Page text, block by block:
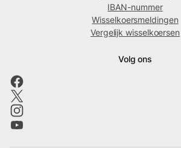
IBAN-nummer
Wisselkoersmeldingen
Vergelijk wisselkoersen
Volg ons